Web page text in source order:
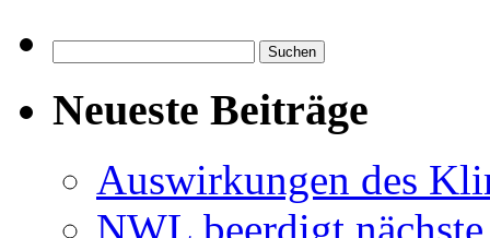
nach:
Neueste Beiträge
Auswirkungen des